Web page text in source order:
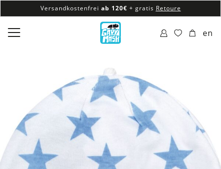
Versandkostenfrei ab 120€ + gratis Retoure
100% veganes & fair produziertes Sortiment
Versandkostenfrei ab 120€
en